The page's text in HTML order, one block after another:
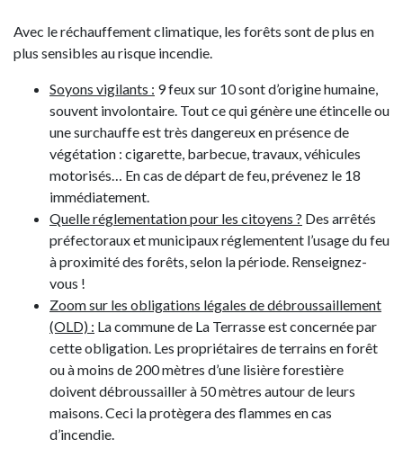
Avec le réchauffement climatique, les forêts sont de plus en
plus sensibles au risque incendie.
Soyons vigilants : 9 feux sur 10 sont d’origine humaine,
souvent involontaire. Tout ce qui génère une étincelle ou
une surchauffe est très dangereux en présence de
végétation : cigarette, barbecue, travaux, véhicules
motorisés… En cas de départ de feu, prévenez le 18
immédiatement.
Quelle réglementation pour les citoyens ? Des arrêtés
préfectoraux et municipaux réglementent l’usage du feu
à proximité des forêts, selon la période. Renseignez-
vous !
Zoom sur les obligations légales de débroussaillement
(OLD) : La commune de La Terrasse est concernée par
cette obligation. Les propriétaires de terrains en forêt
ou à moins de 200 mètres d’une lisière forestière
doivent débroussailler à 50 mètres autour de leurs
maisons. Ceci la protègera des flammes en cas
d’incendie.